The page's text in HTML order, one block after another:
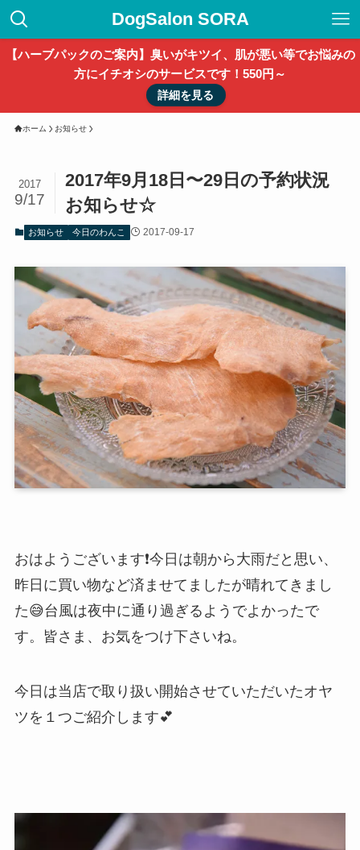
DogSalon SORA
【ハーブパックのご案内】臭いがキツイ、肌が悪い等でお悩みの
方にイチオシのサービスです！550円～
詳細を見る
ホーム お知らせ
2017年9月18日〜29日の予約状況
お知らせ☆
2017
9/17
お知らせ 今日のわんこ 2017-09-17
おはようございます❗️今日は朝から大雨だと思い、
昨日に買い物など済ませてましたが晴れてきまし
た😅台風は夜中に通り過ぎるようでよかったで
す。皆さま、お気をつけ下さいね。
今日は当店で取り扱い開始させていただいたオヤ
ツを１つご紹介します💕